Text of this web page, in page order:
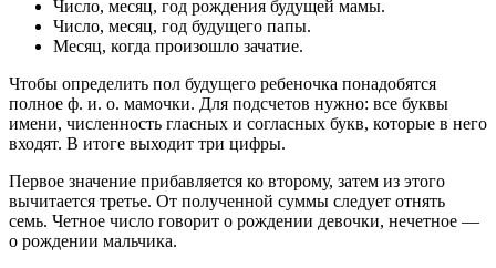
Число, месяц, год рождения будущей мамы.
Число, месяц, год будущего папы.
Месяц, когда произошло зачатие.
Чтобы определить пол будущего ребеночка понадобятся
полное ф. и. о. мамочки. Для подсчетов нужно: все буквы
имени, численность гласных и согласных букв, которые в него
входят. В итоге выходит три цифры.
Первое значение прибавляется ко второму, затем из этого
вычитается третье. От полученной суммы следует отнять
семь. Четное число говорит о рождении девочки, нечетное —
о рождении мальчика.